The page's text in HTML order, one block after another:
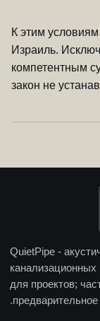
К этим
Израиль.
компетентным
закон не
QuietPipe -
для проектов;
предварительное